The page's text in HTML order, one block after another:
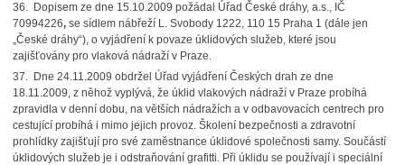
36. Dopisem ze dne 15.10.2009 požádal Úřad České dráhy, a.s., IČ
70994226, se sídlem nábřeží L. Svobody 1222, 110 15 Praha 1 (dále jen
„České dráhy“), o vyjádření k povaze úklidových služeb, které jsou
zajišťovány pro vlaková nádraží v Praze.
37. Dne 24.11.2009 obdržel Úřad vyjádření Českých drah ze dne
18.11.2009, z něhož vyplývá, že úklid vlakových nádraží v Praze probíhá
zpravidla v denní dobu, na větších nádražích a v odbavovacích centrech pro
cestující probíhá i mimo jejich provoz. Školení bezpečnosti a zdravotní
prohlídky zajišťují pro své zaměstnance úklidové společnosti samy. Součástí
úklidových služeb je i odstraňování grafitti. Při úklidu se používají i speciální